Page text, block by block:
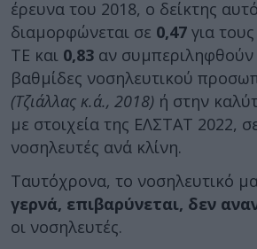
έρευνα του 2018, ο δείκτης
διαμορφώνεται σε 0,47 για
ΤΕ και 0,83 αν συμπεριληφθούν
βαθμίδες νοσηλευτικού
(Τζιάλλας κ.ά., 2018) ή στην
με στοιχεία της ΕΛΣΤΑΤ 2022,
νοσηλευτές ανά κλίνη.
Ταυτόχρονα, το νοσηλευτικό
γερνά, επιβαρύνεται, δεν
οι νοσηλευτές.